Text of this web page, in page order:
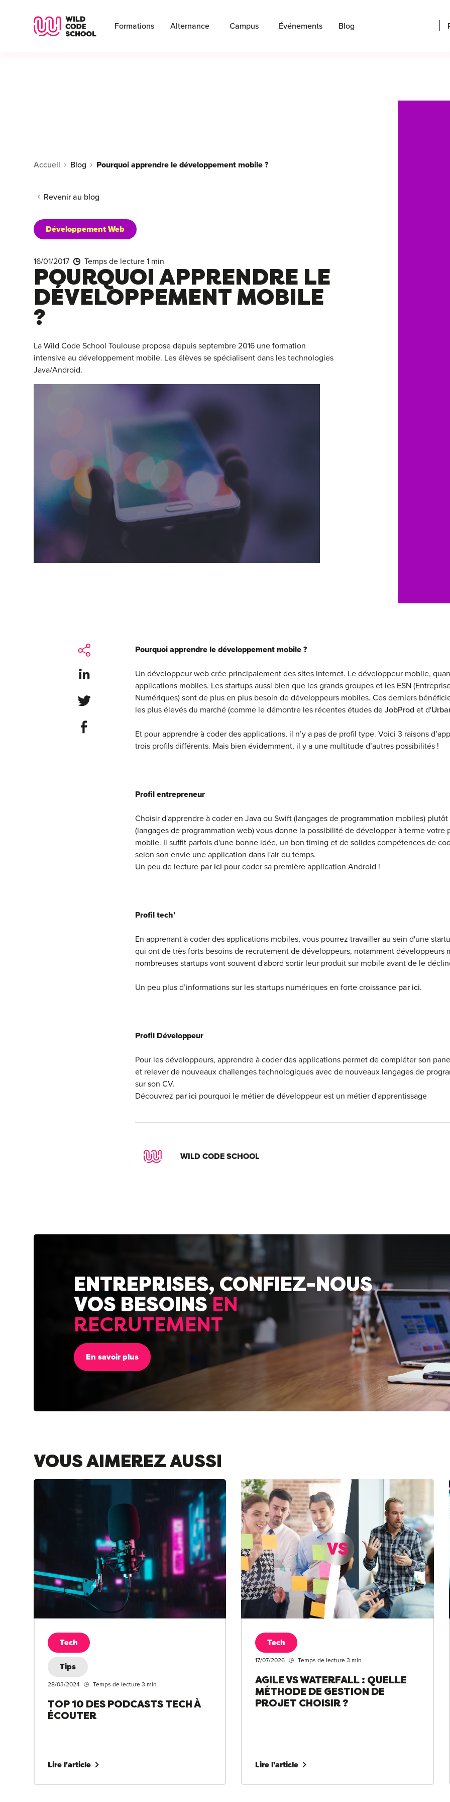
Wild Code School Header Logo
Formations Alternance Campus Événements Blog
Accueil Blog Pourquoi apprendre le développement mobile ?
Revenir au blog
Développement Web
16/01/2017 Temps de lecture 1 min
POURQUOI APPRENDRE LE
DÉVELOPPEMENT MOBILE
?
La Wild Code School Toulouse propose depuis septembre 2016 une formation
intensive au développement mobile. Les élèves se spécialisent dans les technologies
Java/Android.
Share on LinkedIn
Share on Twitter
Share on Facebook
Pourquoi apprendre le développement mobile ?
Un développeur web crée principalement des sites internet. Le développeur mobile,
applications mobiles. Les startups aussi bien que les grands groupes et les ESN
Numériques) sont de plus en plus besoin de développeurs mobiles. Ces derniers
les plus élevés du marché (comme le démontre les récentes études de JobProd et d'
Et pour apprendre à coder des applications, il n’y a pas de profil type. Voici 3 raisons
trois profils différents. Mais bien évidemment, il y a une multitude d’autres possibilités !
Profil entrepreneur
Choisir d'apprendre à coder en Java ou Swift (langages de programmation mobiles)
(langages de programmation web) vous donne la possibilité de développer à terme votre
mobile. Il suffit parfois d'une bonne idée, un bon timing et de solides compétences de
selon son envie une application dans l'air du temps.
Un peu de lecture par ici pour coder sa première application Android !
Profil tech’
En apprenant à coder des applications mobiles, vous pourrez travailler au sein d'une
qui ont de très forts besoins de recrutement de développeurs, notamment développeurs
nombreuses startups vont souvent d'abord sortir leur produit sur mobile avant de le
Un peu plus d’informations sur les startups numériques en forte croissance par ici.
Profil Développeur
Pour les développeurs, apprendre à coder des applications permet de compléter son
et relever de nouveaux challenges technologiques avec de nouveaux langages de
sur son CV.
Découvrez par ici pourquoi le métier de développeur est un métier d'apprentissage
WILD CODE SCHOOL
ENTREPRISES, CONFIEZ-NOUS
VOS BESOINS EN
RECRUTEMENT
En savoir plus
VOUS AIMEREZ AUSSI
Tech
Tips
28/03/2024 Temps de lecture 3 min
TOP 10 DES PODCASTS TECH À
ÉCOUTER
Lire l'article
Tech
17/07/2026 Temps de lecture 3 min
AGILE VS WATERFALL : QUELLE
MÉTHODE DE GESTION DE
PROJET CHOISIR ?
Lire l'article